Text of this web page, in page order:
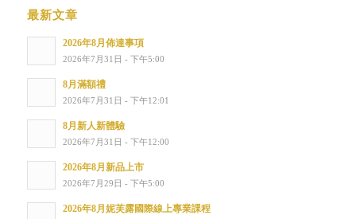
最新文章
2026年8月佈達事項
2026年7月31日 - 下午5:00
8月滿額禮
2026年7月31日 - 下午12:01
8月新人新體驗
2026年7月31日 - 下午12:00
2026年8月新品上市
2026年7月29日 - 下午5:00
2026年8月妮芙露國際線上專業課程